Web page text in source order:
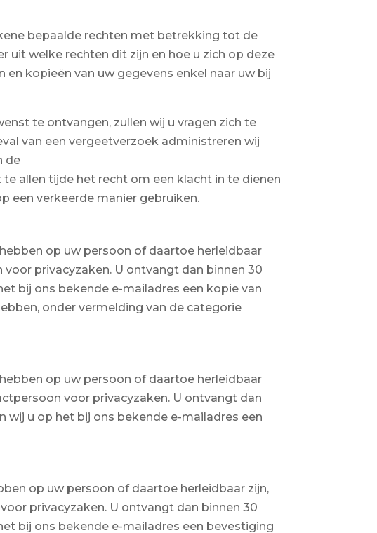
bepaalde rechten met betrekking tot de
uit welke rechten dit zijn en hoe u zich op deze
kopieën van uw gegevens enkel naar uw bij
te ontvangen, zullen wij u vragen zich te
van een vergeetverzoek administreren wij
de
allen tijde het recht om een klacht in te dienen
een verkeerde manier gebruiken.
op uw persoon of daartoe herleidbaar
privacyzaken. U ontvangt dan binnen 30
bij ons bekende e-mailadres een kopie van
onder vermelding van de categorie
op uw persoon of daartoe herleidbaar
voor privacyzaken. U ontvangt dan
wij u op het bij ons bekende e-mailadres een
op uw persoon of daartoe herleidbaar zijn,
privacyzaken. U ontvangt dan binnen 30
bij ons bekende e-mailadres een bevestiging